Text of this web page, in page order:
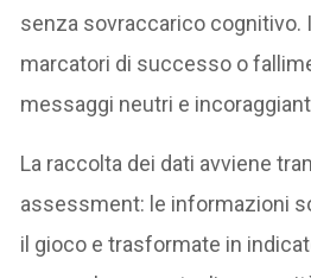
senza sovraccarico cognitivo.
marcatori di successo o
messaggi neutri e
La raccolta dei dati avviene
assessment: le informazioni
il gioco e trasformate in